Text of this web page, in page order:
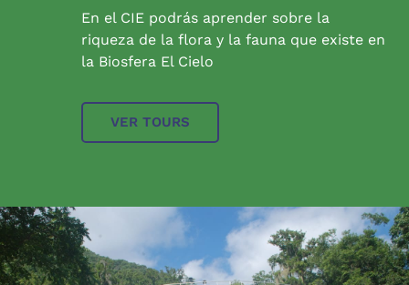
En el CIE podrás aprender sobre la
riqueza de la flora y la fauna que existe en
la Biosfera El Cielo
VER TOURS